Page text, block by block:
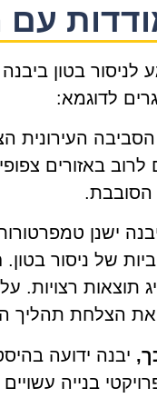
עם
לניסור בטון
לדוגמא:
הסביבה העירונית
לרוב באזורים
הסובבת.
ישנן
של ניסור
תוצאות
הצלחת תהליך
יבנה ידועה
בנייה